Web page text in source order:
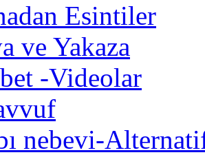
Esintiler
ve Yakaza
-Videolar
nebevi-